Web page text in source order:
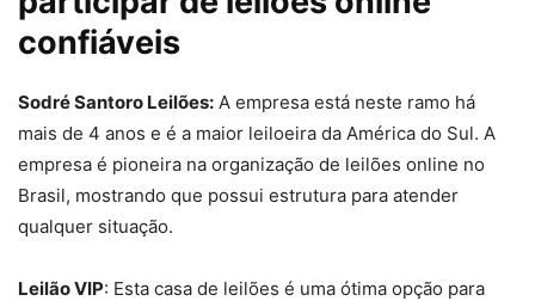
confiáveis
Sodré Santoro Leilões: A empresa está neste ramo há
mais de 4 anos e é a maior leiloeira da América do Sul. A
empresa é pioneira na organização de leilões online no
Brasil, mostrando que possui estrutura para atender
qualquer situação.
Leilão VIP: Esta casa de leilões é uma ótima opção para